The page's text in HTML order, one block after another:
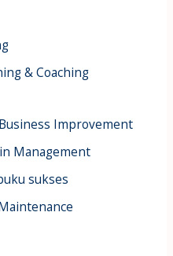
& Coaching
Improvement
Management
sukses